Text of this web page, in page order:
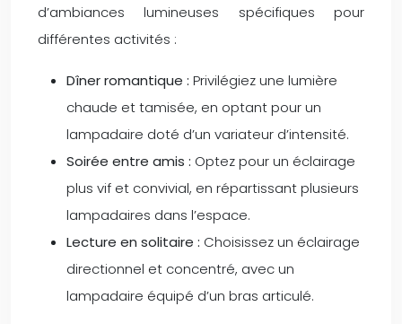
d’ambiances lumineuses spécifiques pour
différentes activités :
Dîner romantique : Privilégiez une lumière
chaude et tamisée, en optant pour un
lampadaire doté d’un variateur d’intensité.
Soirée entre amis : Optez pour un éclairage
plus vif et convivial, en répartissant plusieurs
lampadaires dans l’espace.
Lecture en solitaire : Choisissez un éclairage
directionnel et concentré, avec un
lampadaire équipé d’un bras articulé.